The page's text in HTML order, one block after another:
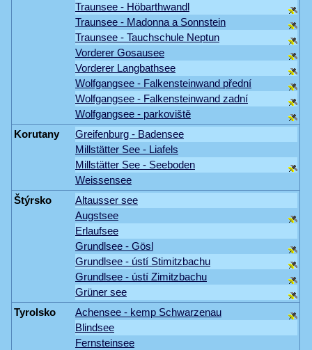
Traunsee - Höbarthwandl
Traunsee - Madonna a Sonnstein
Traunsee - Tauchschule Neptun
Vorderer Gosausee
Vorderer Langbathsee
Wolfgangsee - Falkensteinwand přední
Wolfgangsee - Falkensteinwand zadní
Wolfgangsee - parkoviště
Korutany
Greifenburg - Badensee
Millstätter See - Liafels
Millstätter See - Seeboden
Weissensee
Štýrsko
Altausser see
Augstsee
Erlaufsee
Grundlsee - Gösl
Grundlsee - ústí Stimitzbachu
Grundlsee - ústí Zimitzbachu
Grüner see
Tyrolsko
Achensee - kemp Schwarzenau
Blindsee
Fernsteinsee